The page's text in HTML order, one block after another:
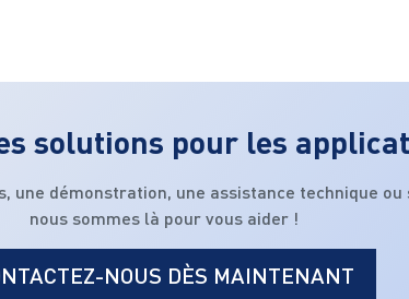
solutions pour les
une démonstration, une assistance technique
nous sommes là pour vous aider !
NOUS DÈS MAINTENANT